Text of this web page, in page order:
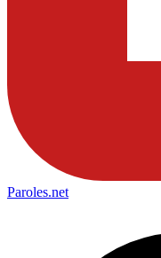
Paroles.net